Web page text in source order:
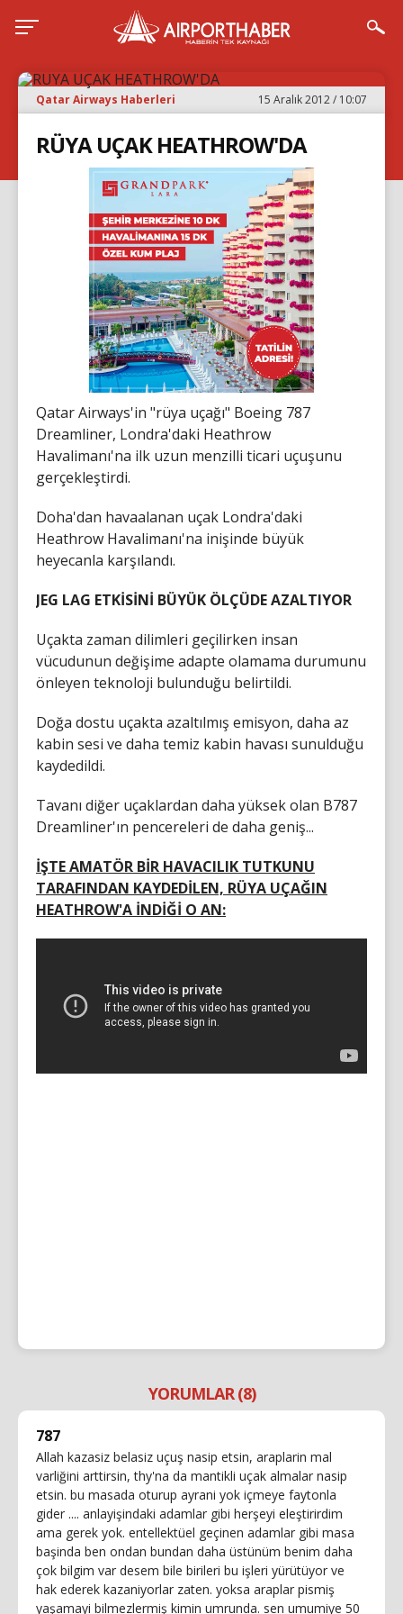
Qatar Airways Haberleri 15 Aralık 2012 / 10:07
RÜYA UÇAK HEATHROW'DA
Qatar Airways'in "rüya uçağı" Boeing 787
Dreamliner, Londra'daki Heathrow
Havalimanı'na ilk uzun menzilli ticari uçuşunu
gerçekleştirdi.
Doha'dan havaalanan uçak Londra'daki
Heathrow Havalimanı'na inişinde büyük
heyecanla karşılandı.
JEG LAG ETKİSİNİ BÜYÜK ÖLÇÜDE AZALTIYOR
Uçakta zaman dilimleri geçilirken insan
vücudunun değişime adapte olamama durumunu
önleyen teknoloji bulunduğu belirtildi.
Doğa dostu uçakta azaltılmış emisyon, daha az
kabin sesi ve daha temiz kabin havası sunulduğu
kaydedildi.
Tavanı diğer uçaklardan daha yüksek olan B787
Dreamliner'ın pencereleri de daha geniş...
İŞTE AMATÖR BİR HAVACILIK TUTKUNU
TARAFINDAN KAYDEDİLEN, RÜYA UÇAĞIN
HEATHROW'A İNDİĞİ O AN:
YORUMLAR (8)
787
Allah kazasiz belasiz uçuş nasip etsin, araplarin mal
varliğini arttirsin, thy'na da mantikli uçak almalar nasip
etsin. bu masada oturup ayrani yok içmeye faytonla
gider .... anlayişindaki adamlar gibi herşeyi eleştirirdim
ama gerek yok. entellektüel geçinen adamlar gibi masa
başinda ben ondan bundan daha üstünüm benim daha
çok bilgim var desem bile birileri bu işleri yürütüyor ve
hak ederek kazaniyorlar zaten. yoksa araplar pismiş
yaşamayi bilmezlermiş kimin umrunda. sen umumiye 50